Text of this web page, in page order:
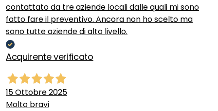
contattato da tre aziende locali dalle quali mi sono
fatto fare il preventivo. Ancora non ho scelto ma
sono tutte aziende di alto livello.
Acquirente verificato
15 Ottobre 2025
Molto bravi